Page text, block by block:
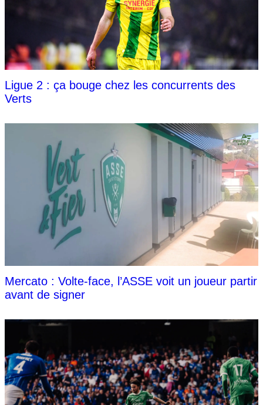
Ligue 2 : ça bouge chez les concurrents des
Verts
Mercato : Volte-face, l’ASSE voit un joueur partir
avant de signer